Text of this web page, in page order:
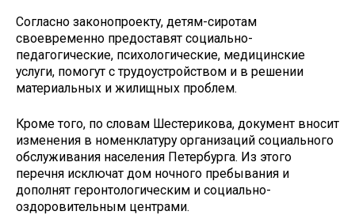
Согласно законопроекту, детям-сиротам
своевременно предоставят социально-
педагогические, психологические, медицинские
услуги, помогут с трудоустройством и в решении
материальных и жилищных проблем.
Кроме того, по словам Шестерикова, документ вносит
изменения в номенклатуру организаций социального
обслуживания населения Петербурга. Из этого
перечня исключат дом ночного пребывания и
дополнят геронтологическим и социально-
оздоровительным центрами.